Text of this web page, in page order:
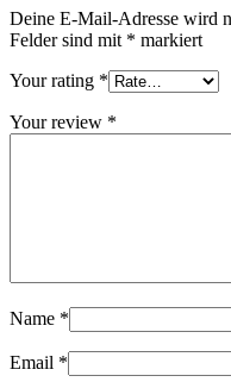
Deine E-Mail-Adresse wird
Felder sind mit * markiert
Your rating *
Your review *
Name *
Email *